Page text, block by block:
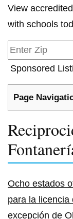
View
with schools
Sponsored
Page
Ocho estados
para la licencia
excepción de